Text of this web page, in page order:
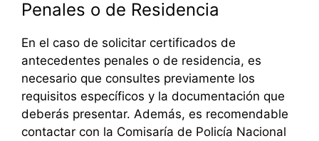
Penales o de Residencia
En el caso de solicitar certificados de
antecedentes penales o de residencia, es
necesario que consultes previamente los
requisitos específicos y la documentación que
deberás presentar. Además, es recomendable
contactar con la Comisaría de Policía Nacional